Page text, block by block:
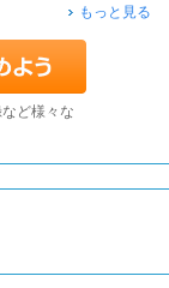
もっと見る
ど様々な